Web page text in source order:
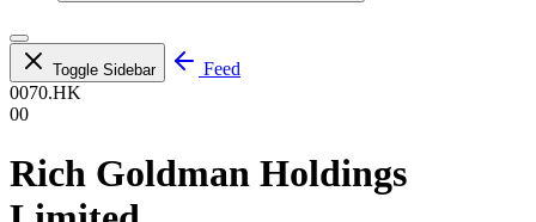
Toggle Sidebar
Feed
0070.HK
00
Rich Goldman Holdings